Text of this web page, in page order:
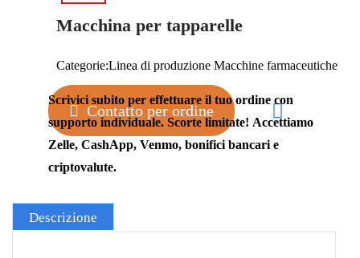
Macchina per tapparelle
Categorie:Linea di produzione Macchine farmaceutiche
Contatto per ordine
Scrivici subito per effettuare il tuo ordine con
supporto individuale. Scorte limitate! Accettiamo
Zelle, CashApp, Venmo, bonifici bancari e
criptovalute.
Descrizione